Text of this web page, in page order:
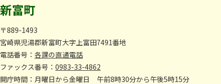
新富町
〒889-1493
宮崎県児湯郡新富町大字上富田7491番地
電話番号： 各課の直通電話
ファックス番号： 0983-33-4862
開庁時間：月曜日から金曜日 午前8時30分から午後5時15分